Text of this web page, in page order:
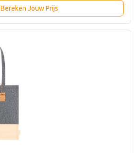
Bereken Jouw Prijs